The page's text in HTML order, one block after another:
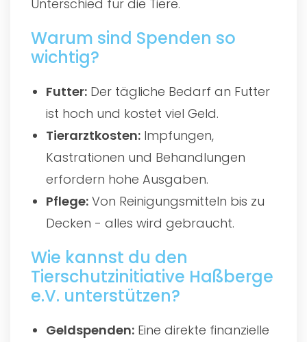
Unterschied für die Tiere.
Warum sind Spenden so
wichtig?
Futter: Der tägliche Bedarf an Futter
ist hoch und kostet viel Geld.
Tierarztkosten: Impfungen,
Kastrationen und Behandlungen
erfordern hohe Ausgaben.
Pflege: Von Reinigungsmitteln bis zu
Decken - alles wird gebraucht.
Wie kannst du den
Tierschutzinitiative Haßberge
e.V. unterstützen?
Geldspenden: Eine direkte finanzielle